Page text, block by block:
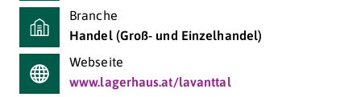
„Lavanttaler Obst".
Im Mittelpunkt stehen bei uns die Menschen – sowohl
unsere Kund:innen als auch unsere Mitarbeiter:innen.
Wir bieten sichere Arbeitsplätze, abwechslungsreiche
Aufgaben und Entwicklungsmöglichkeiten in
Branche
Handel (Groß- und Einzelhandel)
Webseite
www.lagerhaus.at/lavanttal